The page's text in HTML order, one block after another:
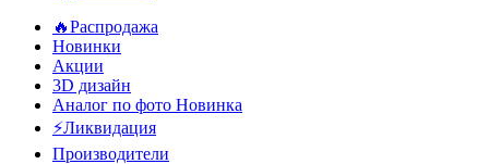
🔥Распродажа
Новинки
Акции
3D дизайн
Аналог по фото Новинка
⚡Ликвидация
Производители